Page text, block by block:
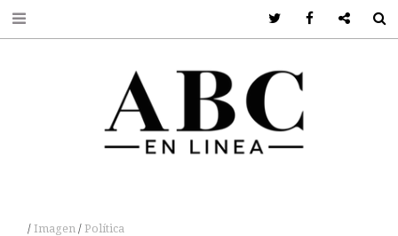
Imagen Política
Twitter FacebookGoogle +